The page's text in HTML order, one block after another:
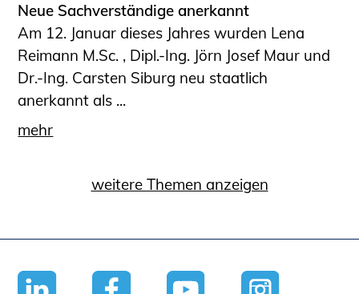
Neue Sachverständige anerkannt
Am 12. Januar dieses Jahres wurden Lena
Reimann M.Sc. , Dipl.-Ing. Jörn Josef Maur und
Dr.-Ing. Carsten Siburg neu staatlich
anerkannt als ...
mehr
weitere Themen anzeigen